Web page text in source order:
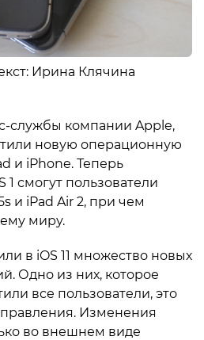
Ирина Клячина
службы компании Apple,
новую операционную
и iPhone. Теперь
1 смогут пользователи
и iPad Air 2, при чем
миру.
в iOS 11 множество новых
Одно из них, которое
все пользователи, это
Изменения
во внешнем виде